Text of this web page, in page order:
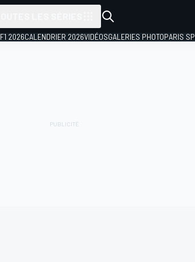
2026CALENDRIER 2026VIDÉOSGALERIES PHOTOPARIS